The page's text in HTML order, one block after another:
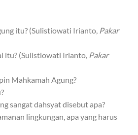
itu? (Sulistiowati Irianto, Pakar
itu? (Sulistiowati Irianto, Pakar
Mahkamah Agung?
sangat dahsyat disebut apa?
lingkungan, apa yang harus